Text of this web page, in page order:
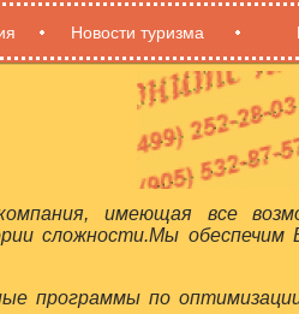
Новости туризма
имеющая все
сложности.Мы
программы по